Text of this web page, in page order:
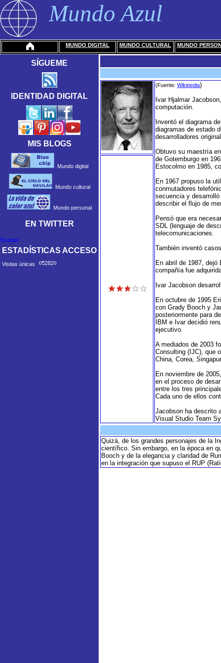
Mundo Azul
MUNDO DIGITAL MUNDO CULTURAL MUNDO
SÍGUEME
IDENTIDAD DIGITAL
MIS BLOGS
Mundo digital
Mundo cultural
Mundo personal
EN TWITTER
Mis tweets
ESTADÍSTICAS ACCESO
Visitas únicas
(Fuente: Wikipedia)
Ivar Hjalmar
computación.
Inventó el diagrama
diagramas de estado
desarrolladores
Obtuvo su maestría
de Gotemburgo en
Estocolmo en 1985,
En 1967 propuso la
conmutadores
secuencia y
describir el flujo de
Pensó que era
SDL (lenguaje de
telecomunicaciones.
También inventó
En abril de 1987,
compañía fue
Ivar Jacobson
En octubre de 1995
con Grady Booch y
posteriormente para
IBM e Ivar decidió
ejecutivo.
A mediados de 2003
Consulting (IJC), que
China, Corea,
En noviembre de
en el proceso de
entre los tres
Cada uno de ellos
Jacobson ha descrito
Visual Studio Team
Quizá, de los grandes personajes de la
científico. Sin embargo, en la época en
Booch y de la elegancia y claridad de
en la integración que supuso el RUP